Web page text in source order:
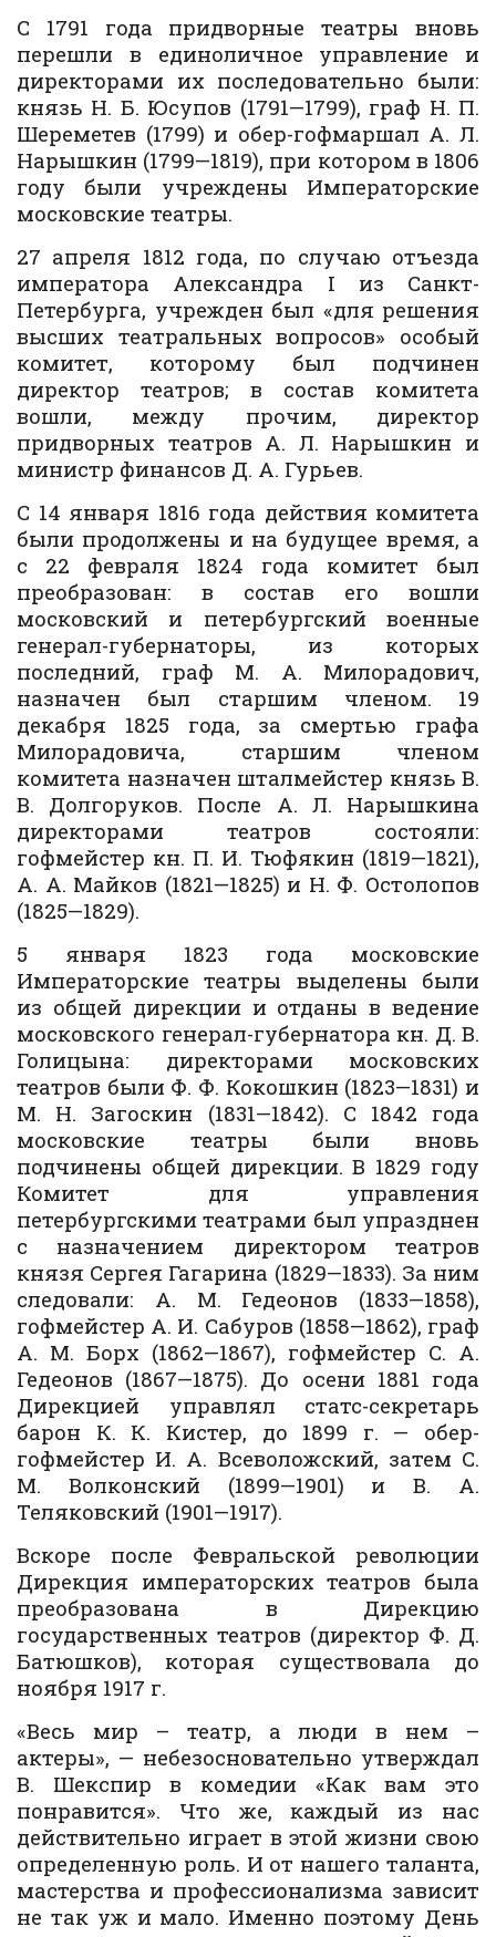
С 1791 года придворные театры вновь
перешли в единоличное управление и
директорами их последовательно были:
князь Н. Б. Юсупов (1791—1799), граф Н. П.
Шереметев (1799) и обер-гофмаршал А. Л.
Нарышкин (1799—1819), при котором в 1806
году были учреждены Императорские
московские театры.
27 апреля 1812 года, по случаю отъезда
императора Александра I из Санкт-
Петербурга, учрежден был «для решения
высших театральных вопросов» особый
комитет, которому был подчинен
директор театров; в состав комитета
вошли, между прочим, директор
придворных театров А. Л. Нарышкин и
министр финансов Д. А. Гурьев.
С 14 января 1816 года действия комитета
были продолжены и на будущее время, а
с 22 февраля 1824 года комитет был
преобразован: в состав его вошли
московский и петербургский военные
генерал-губернаторы, из которых
последний, граф М. А. Милорадович,
назначен был старшим членом. 19
декабря 1825 года, за смертью графа
Милорадовича, старшим членом
комитета назначен шталмейстер князь В.
В. Долгоруков. После А. Л. Нарышкина
директорами театров состояли:
гофмейстер кн. П. И. Тюфякин (1819—1821),
А. А. Майков (1821—1825) и Н. Ф. Остолопов
(1825—1829).
5 января 1823 года московские
Императорские театры выделены были
из общей дирекции и отданы в ведение
московского генерал-губернатора кн. Д. В.
Голицына: директорами московских
театров были Ф. Ф. Кокошкин (1823—1831) и
М. Н. Загоскин (1831—1842). С 1842 года
московские театры были вновь
подчинены общей дирекции. В 1829 году
Комитет для управления
петербургскими театрами был упразднен
с назначением директором театров
князя Сергея Гагарина (1829—1833). За ним
следовали: А. М. Гедеонов (1833—1858),
гофмейстер А. И. Сабуров (1858—1862), граф
А. М. Борх (1862—1867), гофмейстер С. А.
Гедеонов (1867—1875). До осени 1881 года
Дирекцией управлял статс-секретарь
барон К. К. Кистер, до 1899 г. — обер-
гофмейстер И. А. Всеволожский, затем С.
М. Волконский (1899—1901) и В. А.
Теляковский (1901—1917).
Вскоре после Февральской революции
Дирекция императорских театров была
преобразована в Дирекцию
государственных театров (директор Ф. Д.
Батюшков), которая существовала до
ноября 1917 г.
«Весь мир – театр, а люди в нем –
актеры», — небезосновательно утверждал
В. Шекспир в комедии «Как вам это
понравится». Что же, каждый из нас
действительно играет в этой жизни свою
определенную роль. И от нашего таланта,
мастерства и профессионализма зависит
не так уж и мало. Именно поэтому День